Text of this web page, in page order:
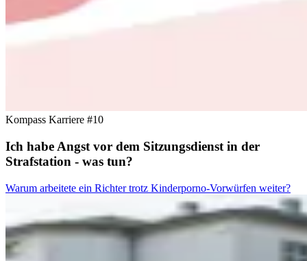
Kompass Karriere #10
Ich habe Angst vor dem Sitzungsdienst in der
Strafstation - was tun?
Warum arbeitete ein Richter trotz Kinderporno-Vorwürfen weiter?